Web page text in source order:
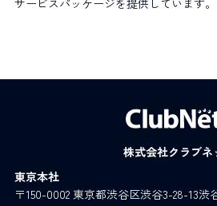
株式会社クラブネ
東京本社
〒150-0002 東京都渋谷区渋谷3-28-13渋